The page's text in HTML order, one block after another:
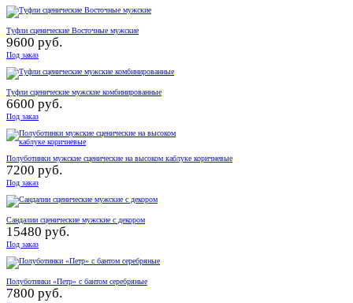
Туфли сценические Восточные мужские
9600 руб.
Под заказ
Туфли сценические мужские комбинированные
6600 руб.
Под заказ
Полуботинки мужские сценические на высоком каблуке коричневые
7200 руб.
Под заказ
Сандалии сценические мужские с декором
15480 руб.
Под заказ
Полуботинки «Петр» с бантом серебряные
7800 руб.